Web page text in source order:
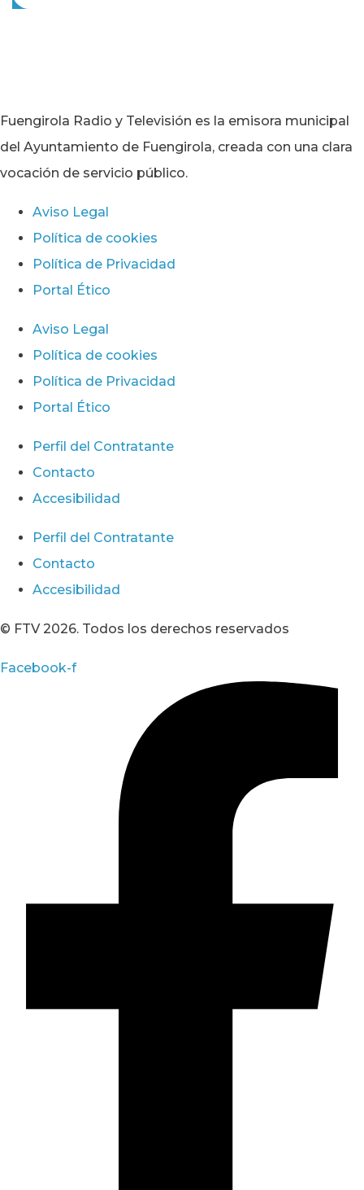
Fuengirola Radio y Televisión es la emisora municipal
del Ayuntamiento de Fuengirola, creada con una clara
vocación de servicio público.
Aviso Legal
Política de cookies
Política de Privacidad
Portal Ético
Aviso Legal
Política de cookies
Política de Privacidad
Portal Ético
Perfil del Contratante
Contacto
Accesibilidad
Perfil del Contratante
Contacto
Accesibilidad
© FTV 2026. Todos los derechos reservados
Facebook-f